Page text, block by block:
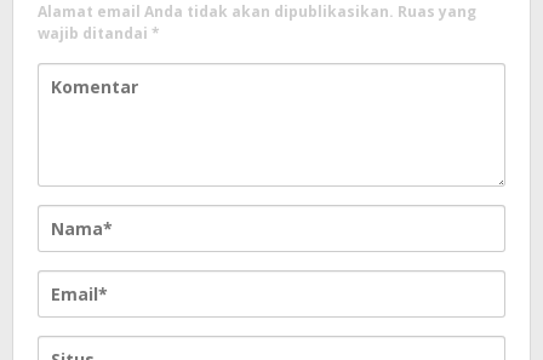
Alamat email Anda tidak akan dipublikasikan. Ruas yang
wajib ditandai *